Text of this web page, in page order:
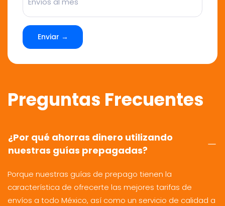
Enviar →
Preguntas Frecuentes
¿Por qué ahorras dinero utilizando
nuestras guías prepagadas?
Porque nuestras guías de prepago tienen la
característica de ofrecerte las mejores tarifas de
envíos a todo México, así como un servicio de calidad a